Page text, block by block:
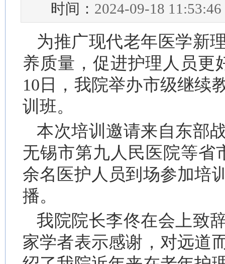
时间： 2024-09-18 11:53:46
为推广现代老年医学新
养质量，促进护理人员更
10日，我院举办市级继续
训班。
本次培训邀请来自东部
无锡市第九人民医院等省
余名医护人员到场参加培
播。
我院院长李佟在会上致
家学者表示感谢，对远道